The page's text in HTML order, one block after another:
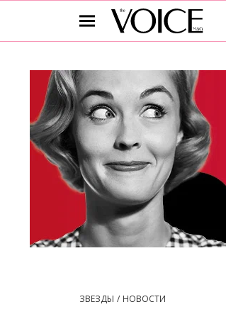
ЗВЕЗДЫ НОВОСТИ